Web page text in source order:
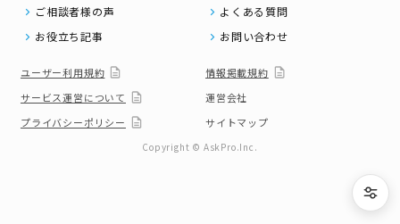
ご相談者様の声
よくある質問
お役立ち記事
お問い合わせ
ユーザー利用規約
情報掲載規約
サービス運営について
運営会社
プライバシーポリシー
サイトマップ
Copyright © AskPro.Inc.